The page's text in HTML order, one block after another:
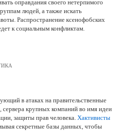
оправдания своего нетерпимого
людей, а также искать
Распространение ксенофобских
к социальным конфликтам.
в атаках на правительственные
крупных компаний во имя идеи
защиты прав человека. Хактивисты
секретные базы данных, чтобы